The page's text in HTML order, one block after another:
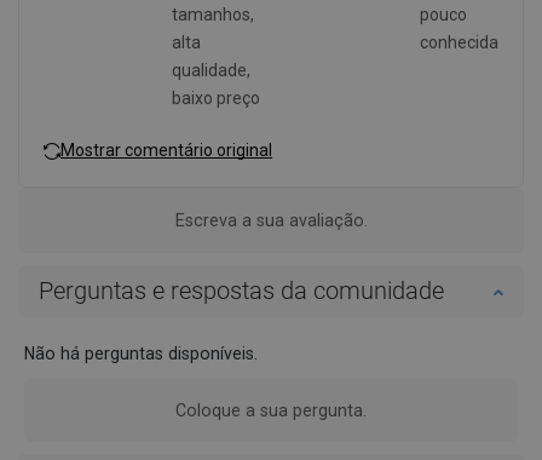
tamanhos,
alta
qualidade,
baixo preço
pouco
conhecida
Mostrar comentário original
Escreva a sua avaliação.
Perguntas e respostas da comunidade
Não há perguntas disponíveis.
Coloque a sua pergunta.